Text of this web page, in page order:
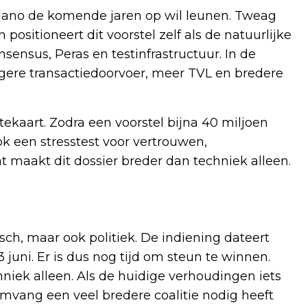
de komende jaren op wil leunen. Tweag
positioneert dit voorstel zelf als de natuurlijke
Peras en testinfrastructuur. In de
transactiedoorvoer, meer TVL en bredere
Zodra een voorstel bijna 40 miljoen
een stresstest voor vertrouwen,
maakt dit dossier breder dan techniek alleen.
maar ook politiek. De indiening dateert
Er is dus nog tijd om steun te winnen.
alleen. Als de huidige verhoudingen iets
een veel bredere coalitie nodig heeft